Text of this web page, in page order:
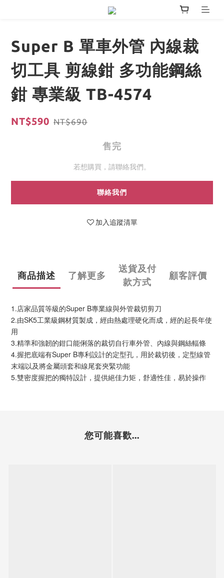
Super B 單車外管 內線裁
切工具 剪線鉗 多功能鋼絲
鉗 專業級 TB-4574
NT$590 NT$690
售完
若想購買，請聯絡我們。
聯絡我們
加入追蹤清單
商品描述 了解更多
送貨及付
款方式
顧客評價
1.店家品質等級的Super B專業線與外管裁切剪刀
2.由SK5工業級鋼材質製成，經由熱處理硬化而成，經的起長年使
用
3.精準和強韌的鉗口能俐落的裁切自行車外管、內線與鋼絲輻條
4.握把底端有Super B專利設計的定型孔，用於裁切後，定型線管
末端以及將金屬頭套和線尾套夾緊功能
5.雙密度握把的獨特設計，提供絕佳力矩，舒適性佳，易於操作
您可能喜歡...